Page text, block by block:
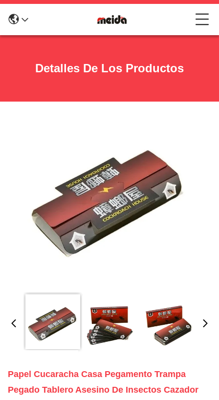
Detalles De Los Productos
Papel Cucaracha Casa Pegamento Trampa
Pegado Tablero Asesino De Insectos Cazador